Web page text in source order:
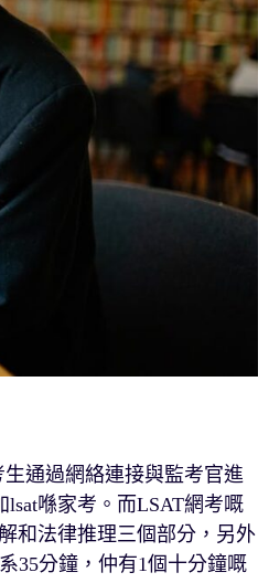
通過網絡連接與監考官進
喺家考。而LSAT網考嘅
和法律推理三個部分，另外
35分鐘，仲有1個十分鐘嘅